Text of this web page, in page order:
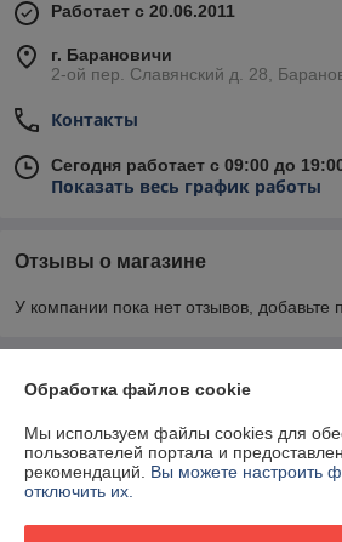
Работает с 20.06.2011
г. Барановичи
2-ой пер. Славянский д. 28,
Контакты
Сегодня работает с 09:00 до
Показать весь график работы
Отзывы о магазине
У компании пока нет отзывов, добавьте
Контакты
Доставка и оплата
Обработка файлов cookie
Мы используем файлы cookies для
пользователей портала и
рекомендаций. Вы можете настроить
отключить их.